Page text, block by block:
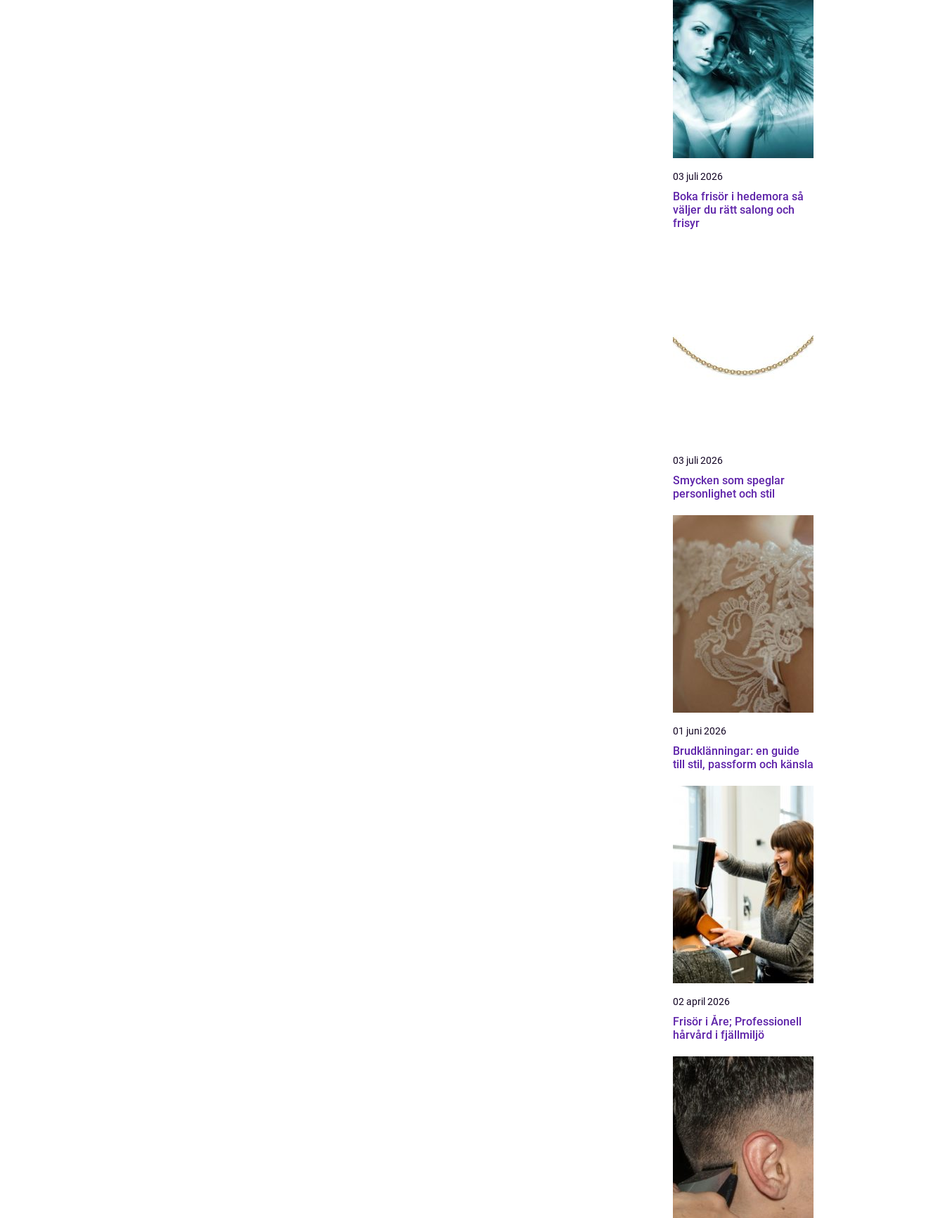
03 juli 2026
Boka frisör i hedemora så
väljer du rätt salong och
frisyr
03 juli 2026
Smycken som speglar
personlighet och stil
01 juni 2026
Brudklänningar: en guide
till stil, passform och känsla
02 april 2026
Frisör i Åre; Professionell
hårvård i fjällmiljö